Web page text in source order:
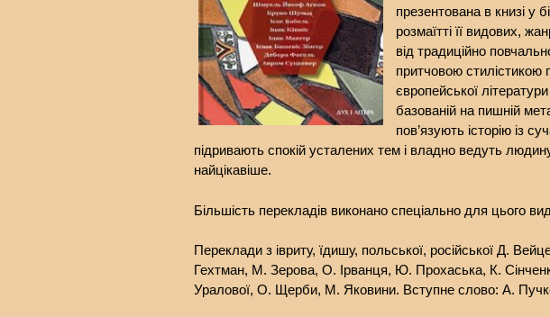
презентована в книзі у
розмаїтті її видових,
від традиційно
притчовою стилістикою
європейської
базованій на пишній
пов’язують історію із
підривають спокій усталених тем і владно ведуть
найцікавіше.
Більшість перекладів виконано спеціально для цього
Переклади з івриту, їдишу, польської, російської Д.
Гехтман, М. Зерова, О. Ірванця, Ю. Прохаська, К.
Уралової, О. Щерби, М. Яковини. Вступне слово: А.